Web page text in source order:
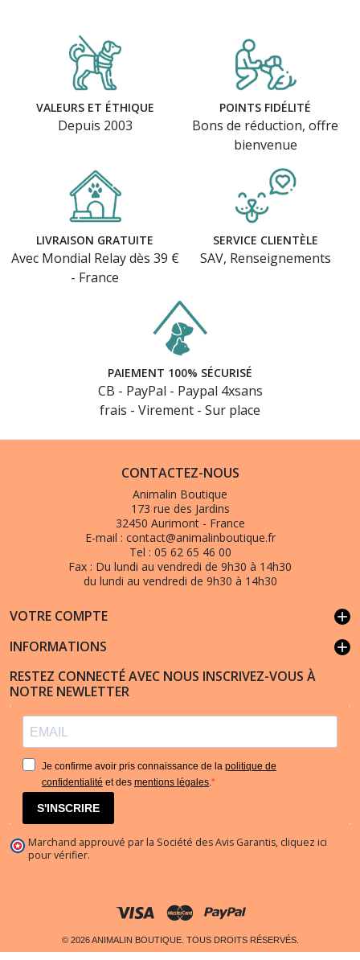
VALEURS ET ÉTHIQUE
Depuis 2003
POINTS FIDÉLITÉ
Bons de réduction, offre
bienvenue
LIVRAISON GRATUITE
Avec Mondial Relay dès 39 €
- France
SERVICE CLIENTÈLE
SAV, Renseignements
PAIEMENT 100% SÉCURISÉ
CB - PayPal - Paypal 4xsans
frais - Virement - Sur place
CONTACTEZ-NOUS
Animalin Boutique
173 rue des Jardins
32450 Aurimont - France
E-mail : contact@animalinboutique.fr
Tel : 05 62 65 46 00
Fax : Du lundi au vendredi de 9h30 à 14h30
du lundi au vendredi de 9h30 à 14h30
VOTRE COMPTE add
INFORMATIONS add
RESTEZ CONNECTÉ AVEC NOUS INSCRIVEZ-VOUS À
NOTRE NEWLETTER
Je confirme avoir pris connaissance de la politique de
confidentialité et des mentions légales.
S'INSCRIRE
Marchand approuvé par la Société des Avis Garantis, cliquez ici
pour vérifier.
© 2026 ANIMALIN BOUTIQUE. TOUS DROITS RÉSERVÉS.